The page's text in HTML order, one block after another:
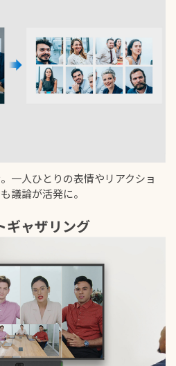
一人ひとりの表情やリアクショ
議論が活発に。
ギャザリング